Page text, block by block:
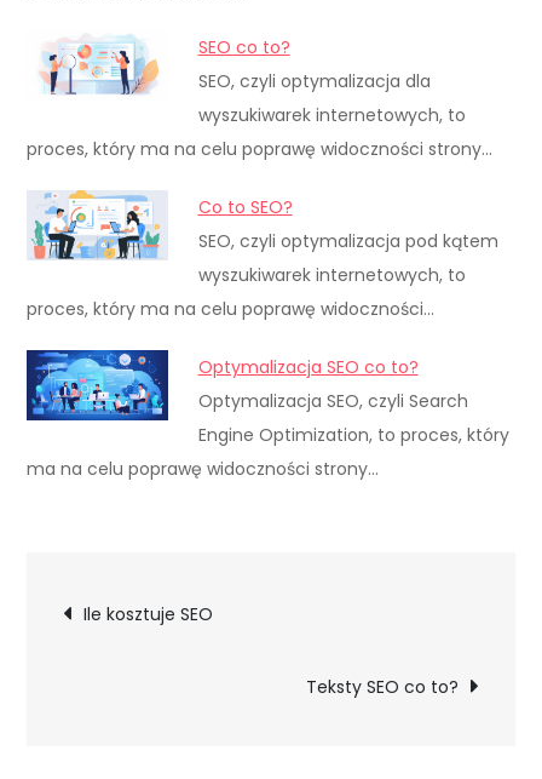
SEO co to?
SEO, czyli optymalizacja dla
wyszukiwarek internetowych, to
proces, który ma na celu poprawę widoczności strony…
Co to SEO?
SEO, czyli optymalizacja pod kątem
wyszukiwarek internetowych, to
proces, który ma na celu poprawę widoczności…
Optymalizacja SEO co to?
Optymalizacja SEO, czyli Search
Engine Optimization, to proces, który
ma na celu poprawę widoczności strony…
Nawigacja
Ile kosztuje SEO
Teksty SEO co to?